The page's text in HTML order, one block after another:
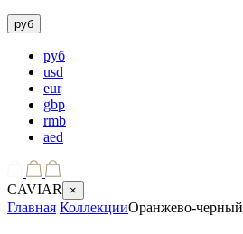
руб
руб
usd
eur
gbp
rmb
aed
CAVIAR ×
Главная КоллекцииОранжево-черный